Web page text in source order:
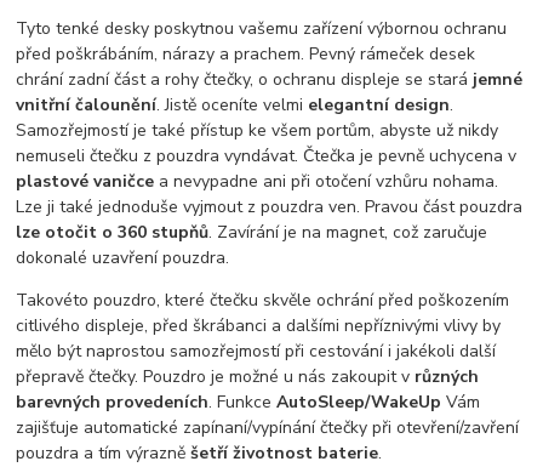
Tyto tenké desky poskytnou vašemu zařízení výbornou ochranu
před poškrábáním, nárazy a prachem. Pevný rámeček desek
chrání zadní část a rohy čtečky, o ochranu displeje se stará jemné
vnitřní čalounění. Jistě oceníte velmi elegantní design.
Samozřejmostí je také přístup ke všem portům, abyste už nikdy
nemuseli čtečku z pouzdra vyndávat. Čtečka je pevně uchycena v
plastové vaničce a nevypadne ani při otočení vzhůru nohama.
Lze ji také jednoduše vyjmout z pouzdra ven. Pravou část pouzdra
lze otočit o 360 stupňů. Zavírání je na magnet, což zaručuje
dokonalé uzavření pouzdra.
Takovéto pouzdro, které čtečku skvěle ochrání před poškozením
citlivého displeje, před škrábanci a dalšími nepříznivými vlivy by
mělo být naprostou samozřejmostí při cestování i jakékoli další
přepravě čtečky. Pouzdro je možné u nás zakoupit v různých
barevných provedeních. FunkceAutoSleep/WakeUp Vám
zajišťuje automatické zapínaní/vypínání čtečky při otevření/zavření
pouzdra a tím výrazněšetří životnost baterie.